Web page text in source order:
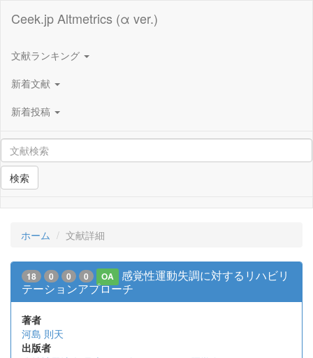
Ceek.jp Altmetrics (α ver.)
文献ランキング
新着文献
新着投稿
検索
ホーム 文献詳細
18 0 0 0 OA
感覚性運動失調に対するリハビリ
テーションアプローチ
著者
河島 則天
出版者